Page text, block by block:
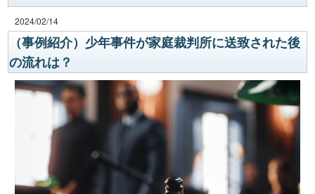
2024/02/14
（事例紹介）少年事件が家庭裁判所に送致された後
の流れは？